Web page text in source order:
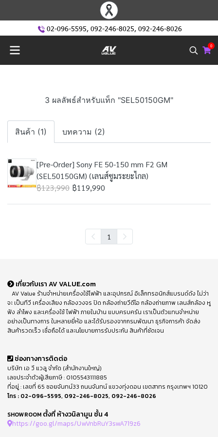
02-096-5595, 092-246-8025, 092-246-8026
0
3 ผลลัพธ์สำหรับแท็ก "SEL50150GM"
สินค้า (1) บทความ (2)
[Pre-Order] Sony FE 50-150 mm F2 GM
(SEL50150GM) (เลนส์ซูมระยะไกล)
฿123,990 ฿119,990
1
เกี่ยวกับเรา AV VALUE.com
AV Value ร้านจำหน่ายเครื่องใช้ไฟฟ้า และอุปกรณ์ อิเล็กทรอนิกส์แบรนด์ดัง ไม่ว่า
จะ เป็นทีวี เครื่องเสียง กล้องวงจร ปิด กล้องถ่ายวีดีโอ กล้องถ่ายภาพ เลนส์กล้อง หู
ฟัง ลำโพง และเครื่องใช้ ไฟฟ้า ภายในบ้าน แบบครบครัน เราเป็นตัวแทนจำหน่าย
อย่างเป็นทางการ ในหลายยี่ห้อ และได้รับรองจากกรมพัฒนา ธุรกิจการค้า จัดส่ง
สินค้ารวดเร็ว เชื่อถือได้ และนโยบายการรับประกัน สินค้าที่ชัดเจน
ช่องทางการติดต่อ
บริษัท เอ วี แวลู จำกัด (สำนักงานใหญ่)
เลขประจำตัวผู้เสียภาษี : 0105543111885
ที่อยู่ : เลขที่ 65 ซอยจันทน์33 ถนนจันทน์ แขวงทุ่งดอน เขตสาทร กรุงเทพฯ 10120
โทร : 02-096-5595, 092-246-8025, 092-246-8026
SHOWROOM ตั้งที่ ห้างวนิลามูน ชั้น 4
https://goo.gl/maps/UwVnbRuY3swA719z6